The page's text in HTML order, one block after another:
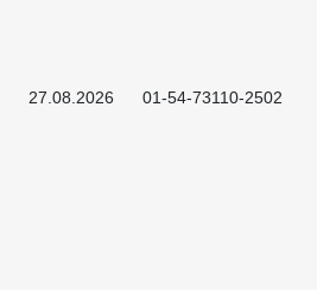
27.08.2026 01-54-73110-2502